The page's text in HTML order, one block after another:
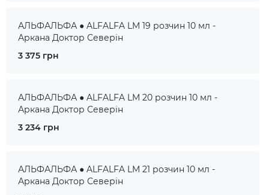
АЛЬФАЛЬФА ● ALFALFA LM 19 розчин 10 мл -
Аркана Доктор Северін
3 375 грн
АЛЬФАЛЬФА ● ALFALFA LM 20 розчин 10 мл -
Аркана Доктор Северін
3 234 грн
АЛЬФАЛЬФА ● ALFALFA LM 21 розчин 10 мл -
Аркана Доктор Северін